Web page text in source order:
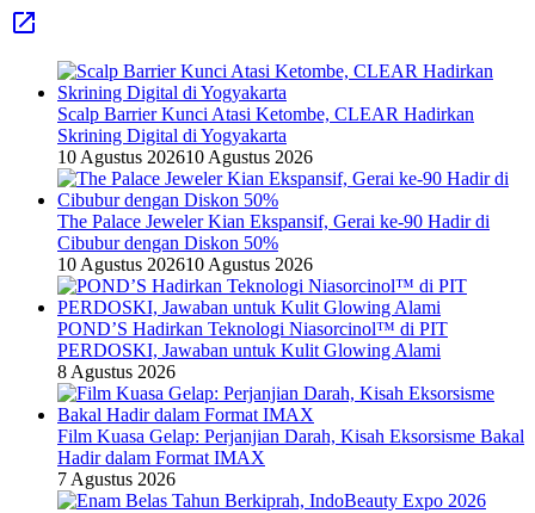
Scalp Barrier Kunci Atasi Ketombe, CLEAR Hadirkan
Skrining Digital di Yogyakarta
10 Agustus 202610 Agustus 2026
The Palace Jeweler Kian Ekspansif, Gerai ke-90 Hadir di
Cibubur dengan Diskon 50%
10 Agustus 202610 Agustus 2026
POND’S Hadirkan Teknologi Niasorcinol™ di PIT
PERDOSKI, Jawaban untuk Kulit Glowing Alami
8 Agustus 2026
Film Kuasa Gelap: Perjanjian Darah, Kisah Eksorsisme Bakal
Hadir dalam Format IMAX
7 Agustus 2026